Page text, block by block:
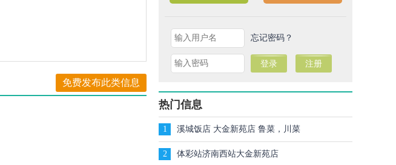
免费发布此类信息
忘记密码？
热门信息
1 溪城饭店 大金新苑店 鲁菜，川菜
2 体彩站济南西站大金新苑店